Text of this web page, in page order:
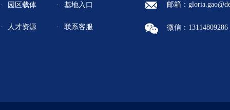
园区载体
人才资源
基地入口
联系客服
邮箱：
微信：13114809286